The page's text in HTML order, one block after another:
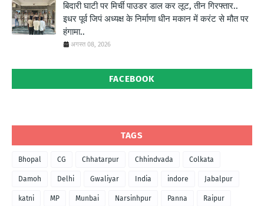
बिदारी घाटी पर मिर्ची पाउडर डाल कर लूट, तीन गिरफ्तार..
इधर पूर्व जिपं अध्यक्ष के निर्माणा धीन मकान में करंट से मौत पर
हंगामा..
अगस्त 08, 2026
FACEBOOK
TAGS
Bhopal CG Chhatarpur Chhindvada Colkata
Damoh Delhi Gwaliyar India indore Jabalpur
katni MP Munbai Narsinhpur Panna Raipur